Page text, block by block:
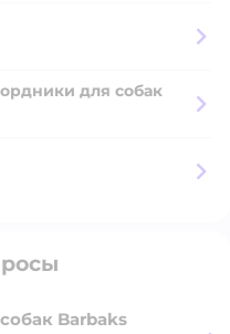
для собак
Barbaks